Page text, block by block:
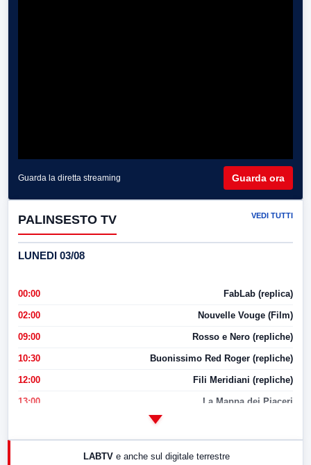
Guarda la diretta streaming Guarda ora
PALINSESTO TV VEDI TUTTI
LUNEDI 03/08
00:00 FabLab (replica)
02:00 Nouvelle Vouge (Film)
09:00 Rosso e Nero (repliche)
10:30 Buonissimo Red Roger (repliche)
12:00 Fili Meridiani (repliche)
13:00 La Mappa dei Piaceri
LABTV e anche sul digitale terrestre